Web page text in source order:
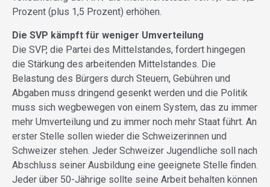
Prozent (plus 1,5 Prozent) erhöhen.
Die SVP kämpft für weniger Umverteilung
Die SVP, die Partei des Mittel­standes, fordert hingegen
die Stärkung des arbeitenden Mittelstandes. Die
Belastung des Bürgers durch Steuern, Gebühren und
Abgaben muss dringend gesenkt werden und die Politik
muss sich wegbewegen von einem System, das zu immer
mehr Umverteilung und zu immer noch mehr Staat führt. An
erster Stelle sollen wieder die Schweizerinnen und
Schweizer stehen. Jeder Schweizer Jugendliche soll nach
Abschluss seiner Ausbildung eine geeignete Stelle finden.
Jeder über 50-Jährige sollte seine Arbeit behalten können